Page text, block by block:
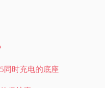
同时充电的底座